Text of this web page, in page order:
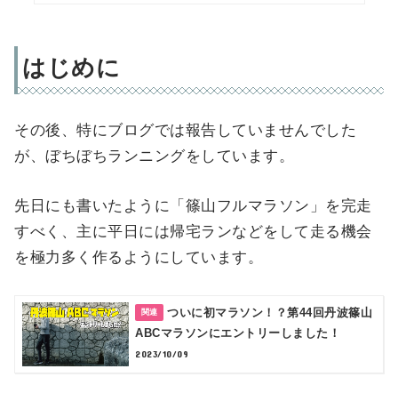
はじめに
その後、特にブログでは報告していませんでした
が、ぼちぼちランニングをしています。
先日にも書いたように「篠山フルマラソン」を完走
すべく、主に平日には帰宅ランなどをして走る機会
を極力多く作るようにしています。
ついに初マラソン！？第44回丹波篠山
ABCマラソンにエントリーしました！
2023/10/09